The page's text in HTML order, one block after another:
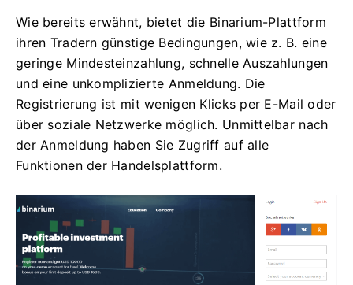
Wie bereits erwähnt, bietet die Binarium-Plattform
ihren Tradern günstige Bedingungen, wie z. B. eine
geringe Mindesteinzahlung, schnelle Auszahlungen
und eine unkomplizierte Anmeldung. Die
Registrierung ist mit wenigen Klicks per E-Mail oder
über soziale Netzwerke möglich. Unmittelbar nach
der Anmeldung haben Sie Zugriff auf alle
Funktionen der Handelsplattform.